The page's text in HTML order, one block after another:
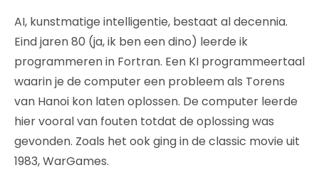
AI, kunstmatige intelligentie, bestaat al decennia.
Eind jaren 80 (ja, ik ben een dino) leerde ik
programmeren in Fortran. Een KI programmeertaal
waarin je de computer een probleem als Torens
van Hanoi kon laten oplossen. De computer leerde
hier vooral van fouten totdat de oplossing was
gevonden. Zoals het ook ging in de classic movie uit
1983, WarGames.